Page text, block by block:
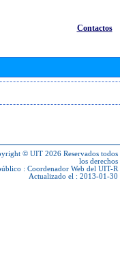
Contactos
© UIT 2026 Reservados todos
los derechos
: Coordenador Web del UIT-R
Actualizado el : 2013-01-30